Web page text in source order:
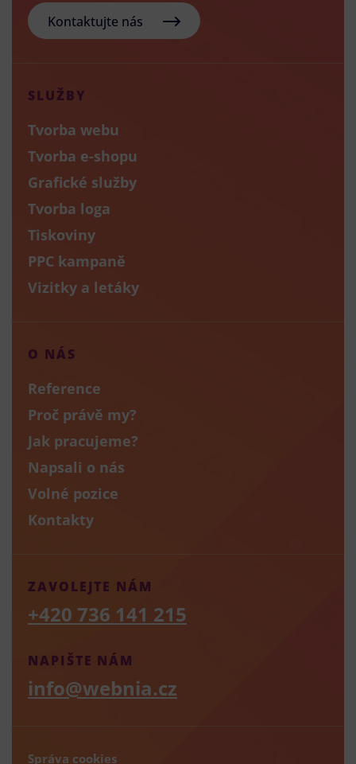
Kontaktujte nás
SLUŽBY
Tvorba webu
Tvorba e-shopu
Grafické služby
Tvorba loga
Tiskoviny
PPC kampaně
Vizitky a letáky
O NÁS
Reference
Proč právě my?
Jak pracujeme?
Napsali o nás
Volné pozice
Kontakty
NAPIŠTE NÁM
info@webnia.cz
ZAVOLEJTE NÁM
+420 736 141 215
Správa cookies